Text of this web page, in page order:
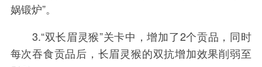
娲锻炉”。
3.“双长眉灵猴”关卡中，增加了2个贡品，同时
每次吞食贡品后，长眉灵猴的双抗增加效果削弱至